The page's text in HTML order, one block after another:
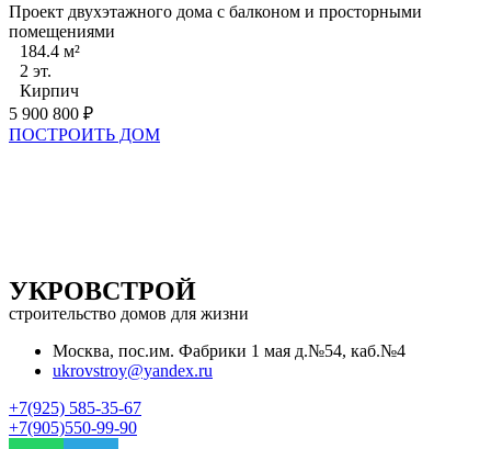
Проект двухэтажного дома с балконом и просторными
помещениями
184.4 м²
2 эт.
Кирпич
5 900 800 ₽
ПОСТРОИТЬ ДОМ
УКРОВСТРОЙ
строительство домов для жизни
Москва, пос.им. Фабрики 1 мая д.№54, каб.№4
ukrovstroy@yandex.ru
+7(925) 585-35-67
+7(905)550-99-90